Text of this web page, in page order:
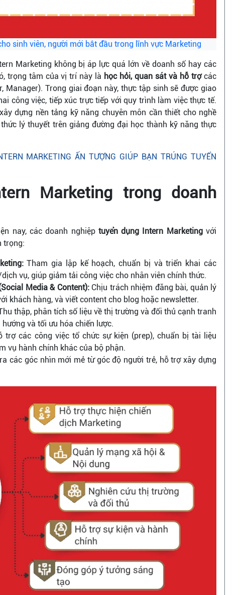
sinh viên, người mới bắt đầu trong lĩnh vực Marketing
Marketing không bị áp lực quá lớn về doanh số hay các
trọng tâm của vị trí này là học hỏi, quan sát và hỗ trợcác
Manager). Trong giai đoạn này, thực tập sinh sẽ được giao
công việc, tiếp xúc trực tiếp với quy trình làm việc thực tế.
dựng nền tảng kỹ năng chuyên môn cần thiết cho nghề
lý thuyết trên giảng đường đại học thành kỹ năng thực
MARKETING ẤN TƯỢNG GIÚP BẠN TRÚNG TUYỂN
Marketing trong doanh
nay, các doanh nghiệp tuyển dụng Intern Marketingvới
trọng:
Tham gia lập kế hoạch, chuẩn bị và triển khai các
vụ, giúp giảm tải công việc cho nhân viên chính thức.
Media & Content):Chịu trách nhiệm đăng bài, quản lý
khách hàng, và viết content cho blog hoặc newsletter.
thập, phân tích số liệu về thị trường và đối thủ cạnh tranh
và tối ưu hóa chiến lược.
trợ các công việc tổ chức sự kiện (prep), chuẩn bị tài liệu
vụ hành chính khác của bộ phận.
các góc nhìn mới mẻ từ góc độ người trẻ, hỗ trợ xây dựng